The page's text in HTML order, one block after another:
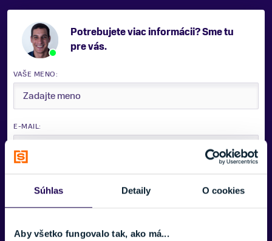
Súhlas Detaily O cookies
Aby všetko fungovalo tak, ako má...
Potrebujete viac informácii? Sme tu
pre vás.
VAŠE MENO:
E-MAIL:
SPRÁVA: